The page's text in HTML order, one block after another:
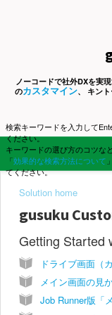
ノーコードで社外DXを実
のカスタマイン、 キン
検索キーワードを入力して
ください。
キーワードの選び方のコツな
「効果的な検索方法について
てください。
Solution home
gusuku
Getting Started
ドライブ画面（
メイン画面の見
Job Runner版「